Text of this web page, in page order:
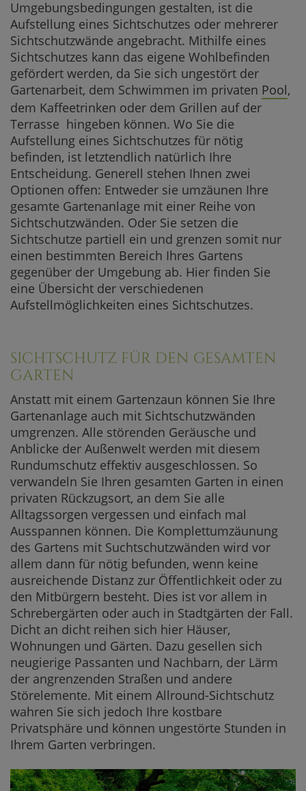
Umgebungsbedingungen gestalten, ist die
Aufstellung eines Sichtschutzes oder mehrerer
Sichtschutzwände angebracht. Mithilfe eines
Sichtschutzes kann das eigene Wohlbefinden
gefördert werden, da Sie sich ungestört der
Gartenarbeit, dem Schwimmen im privaten Pool,
dem Kaffeetrinken oder dem Grillen auf der
Terrasse hingeben können. Wo Sie die
Aufstellung eines Sichtschutzes für nötig
befinden, ist letztendlich natürlich Ihre
Entscheidung. Generell stehen Ihnen zwei
Optionen offen: Entweder sie umzäunen Ihre
gesamte Gartenanlage mit einer Reihe von
Sichtschutzwänden. Oder Sie setzen die
Sichtschutze partiell ein und grenzen somit nur
einen bestimmten Bereich Ihres Gartens
gegenüber der Umgebung ab. Hier finden Sie
eine Übersicht der verschiedenen
Aufstellmöglichkeiten eines Sichtschutzes.
SICHTSCHUTZ FÜR DEN GESAMTEN
GARTEN
Anstatt mit einem Gartenzaun können Sie Ihre
Gartenanlage auch mit Sichtschutzwänden
umgrenzen. Alle störenden Geräusche und
Anblicke der Außenwelt werden mit diesem
Rundumschutz effektiv ausgeschlossen. So
verwandeln Sie Ihren gesamten Garten in einen
privaten Rückzugsort, an dem Sie alle
Alltagssorgen vergessen und einfach mal
Ausspannen können. Die Komplettumzäunung
des Gartens mit Suchtschutzwänden wird vor
allem dann für nötig befunden, wenn keine
ausreichende Distanz zur Öffentlichkeit oder zu
den Mitbürgern besteht. Dies ist vor allem in
Schrebergärten oder auch in Stadtgärten der Fall.
Dicht an dicht reihen sich hier Häuser,
Wohnungen und Gärten. Dazu gesellen sich
neugierige Passanten und Nachbarn, der Lärm
der angrenzenden Straßen und andere
Störelemente. Mit einem Allround-Sichtschutz
wahren Sie sich jedoch Ihre kostbare
Privatsphäre und können ungestörte Stunden in
Ihrem Garten verbringen.